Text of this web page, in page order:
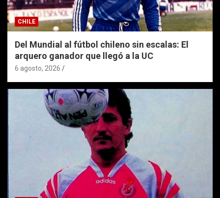
CHILE
Del Mundial al fútbol chileno sin escalas: El
arquero ganador que llegó a la UC
6 agosto, 2026